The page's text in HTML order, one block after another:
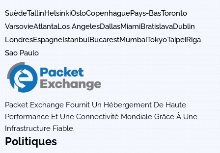
SuèdeTallinHelsinkiOsloCopenhaguePays-BasToronto
VarsovieAtlantaLos AngelesDallasMiamiBratislavaDublin
LondresEspagneIstanbulBucarestMumbaiTokyoTaipeiRiga
Sao Paulo
Packet Exchange Fournit Un Hébergement De Haute
Performance Et Une Connectivité Mondiale Grâce À Une
Infrastructure Fiable.
Politiques